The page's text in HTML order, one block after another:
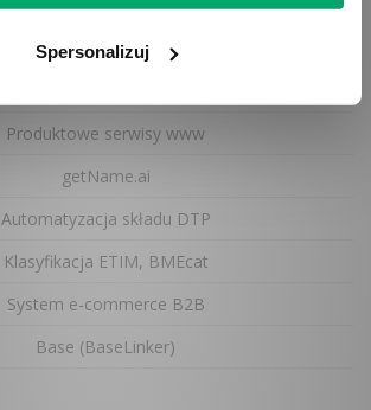
Spersonalizuj
Systemy PIM
Produktowe serwisy www
getName.ai
Automatyzacja składu DTP
Klasyfikacja ETIM, BMEcat
System e-commerce B2B
Base (BaseLinker)